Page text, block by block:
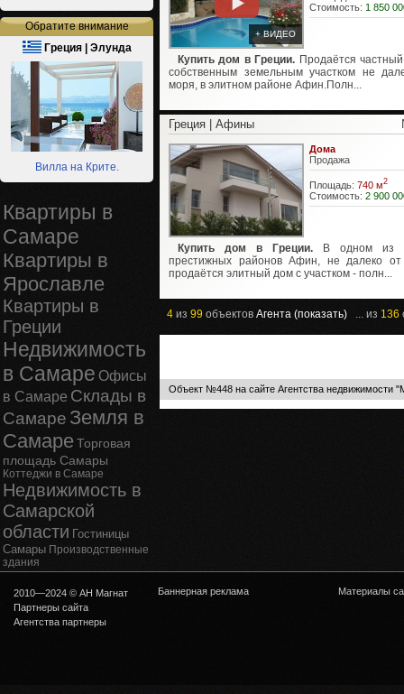
Обратите внимание
Греция | Элунда
Вилла на Крите.
Квартиры в
Самаре
Квартиры в
Ярославле
Квартиры в
Греции
Недвижимость
в Самаре Офисы
в Самаре Склады в
Самаре Земля в
СамареТорговая
площадь Самары
Коттеджи в Самаре
Недвижимость в
Самарской
области Гостиницы
Самары Производственные
здания
+ ВИДЕО
Стоимость: 1 850
Купить дом в Греции. Продаётся
собственным земельным участком не
моря, в элитном районе Афин.Полн...
Греция | Афины
Дома
Продажа
Площадь: 740 м2
Стоимость: 2 900
Купить дом в Греции. В одном из
престижных районов Афин, не далеко
продаётся элитный дом с участком - полн...
4 из 99 объектов Агента (показать) ... из 136
Объект №448 на сайте Агентства недвижимости
2010—2024 © АН Магнат
Партнеры сайта
Агентства партнеры
Баннерная реклама Материалы